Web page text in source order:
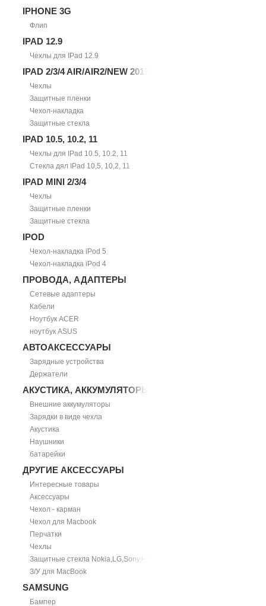
IPHONE 3G
Флип
IPAD 12.9
Чехлы для IPad 12.9
IPAD 2/3/4 AIR/AIR2/NEW 2017
Чехлы
Защитные пленки
Чехол-накладка
Защитные стекла
IPAD 10.5, 10.2, 11
Чехлы для IPad 10.5, 10.2, 11
Стекла дял IPad 10,5, 10,2, 11
IPAD MINI 2/3/4
Чехлы
Защитные пленки
Защитные стекла
IPOD
Чехол-накладка iPod 5
Чехол-накладка iPod 4
ПРОВОДА, АДАПТЕРЫ
Сетевые адаптеры
Кабели
Ноутбук ACER
ноутбук ASUS
АВТОАКСЕССУАРЫ
Зарядные устройства
Держатели
АКУСТИКА, АККУМУЛЯТОРЫ
Внешние аккумуляторы
Зарядки в виде чехла
Акустика
Наушники
батарейки
ДРУГИЕ АКСЕССУАРЫ
Интересные товары
Аксессуары
Чехол - карман
Чехол для Macbook
Перчатки
Чехлы
Защитные стекла Nokia,LG,Sony,HTC
З/У для MacBook
SAMSUNG
Бампер